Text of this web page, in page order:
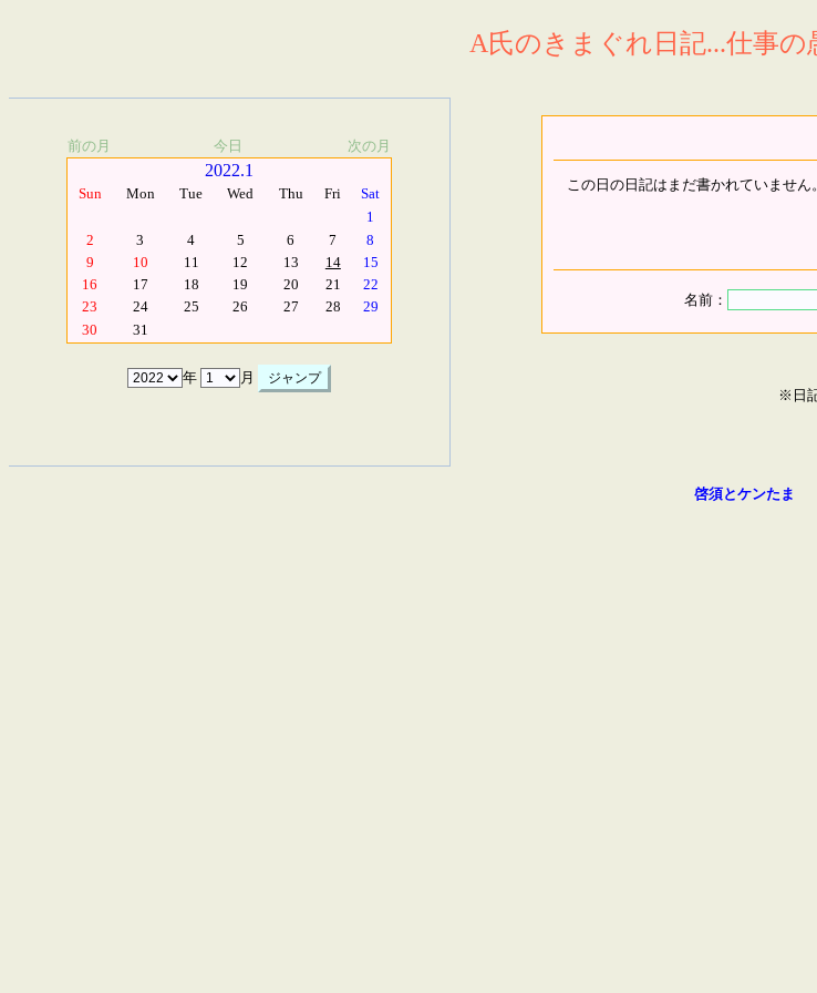
A氏のきまぐれ日記...仕事の
前の月 今日 次の月
2022.1
Sun Mon Tue Wed Thu Fri
Sat
1
2
3 4 5 6 7
8
9
10 11 12 13 14
15
16
17 18 19 20 21
22
23
24 25 26 27 28
29
30
31
年 月
この日の日記はまだ書かれていません。
名前：
※日
啓須とケンたま